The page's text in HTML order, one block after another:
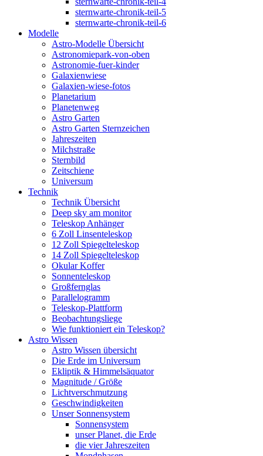
sternwarte-chronik-teil-5
sternwarte-chronik-teil-6
Modelle
Astro-Modelle Übersicht
Astronomiepark-von-oben
Astronomie-fuer-kinder
Galaxienwiese
Galaxien-wiese-fotos
Planetarium
Planetenweg
Astro Garten
Astro Garten Sternzeichen
Jahreszeiten
Milchstraße
Sternbild
Zeitschiene
Universum
Technik
Technik Übersicht
Deep sky am monitor
Teleskop Anhänger
6 Zoll Linsenteleskop
12 Zoll Spiegelteleskop
14 Zoll Spiegelteleskop
Okular Koffer
Sonnenteleskop
Großfernglas
Parallelogramm
Teleskop-Plattform
Beobachtungsliege
Wie funktioniert ein Teleskop?
Astro Wissen
Astro Wissen übersicht
Die Erde im Universum
Ekliptik & Himmelsäquator
Magnitude / Größe
Lichtverschmutzung
Geschwindigkeiten
Unser Sonnensystem
Sonnensystem
unser Planet, die Erde
die vier Jahreszeiten